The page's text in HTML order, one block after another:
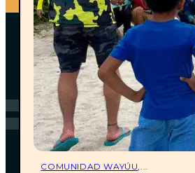
COMUNIDAD WAYÚU,...
PREGUNTAS
FRECUENTES